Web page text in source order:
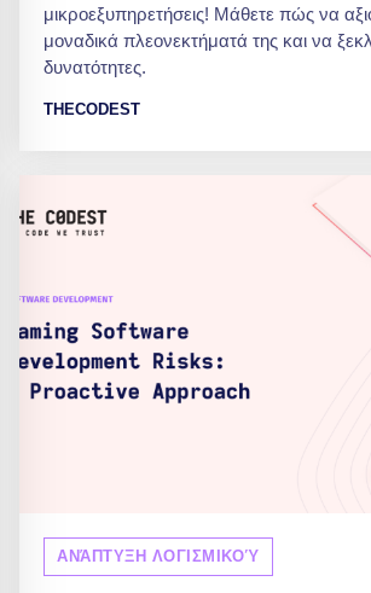
μικροεξυπηρετήσεις! Μάθετε πώς να
μοναδικά πλεονεκτήματά της και να
δυνατότητες.
THECODEST
ΑΝΆΠΤΥΞΗ ΛΟΓΙΣΜΙΚΟΎ